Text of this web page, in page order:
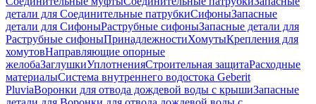
детали для Соединительные патрубкиСифоныЗапасные
детали для СифоныРаструбные сифоныЗапасные детали для
Раструбные сифоныПринадлежностиХомутыКрепления для
хомутовНаправляющие опорные
желобаЗаглушкиУплотненияСтроительная защитаРасходные
материалыСистема внутреннего водостока Geberit
PluviaВоронки для отвода дождевой воды с крышиЗапасные